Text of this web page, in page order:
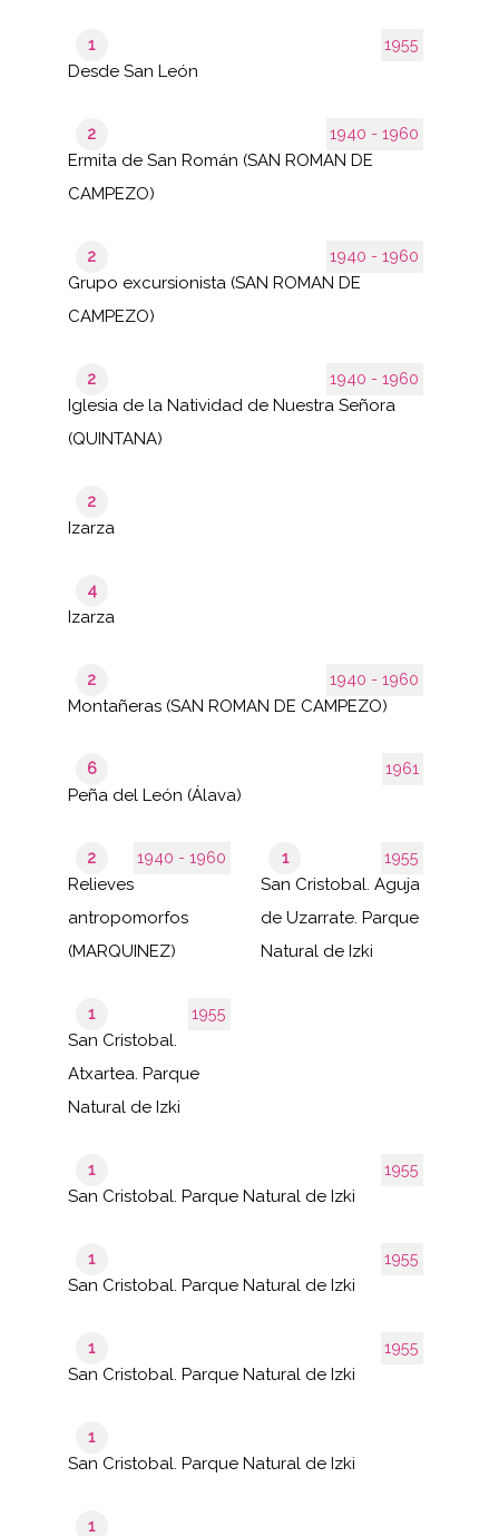
1955
1
Desde San León
1940 - 1960
2
Ermita de San Román (SAN ROMAN DE
CAMPEZO)
1940 - 1960
2
Grupo excursionista (SAN ROMAN DE
CAMPEZO)
1940 - 1960
2
Iglesia de la Natividad de Nuestra Señora
(QUINTANA)
2
Izarza
4
Izarza
1940 - 1960
2
Montañeras (SAN ROMAN DE CAMPEZO)
1961
6
Peña del León (Álava)
1940 - 1960
2
Relieves
antropomorfos
(MARQUINEZ)
1955
1
San Cristobal. Aguja
de Uzarrate. Parque
Natural de Izki
1955
1
San Cristobal.
Atxartea. Parque
Natural de Izki
1955
1
San Cristobal. Parque Natural de Izki
1955
1
San Cristobal. Parque Natural de Izki
1955
1
San Cristobal. Parque Natural de Izki
1
San Cristobal. Parque Natural de Izki
1